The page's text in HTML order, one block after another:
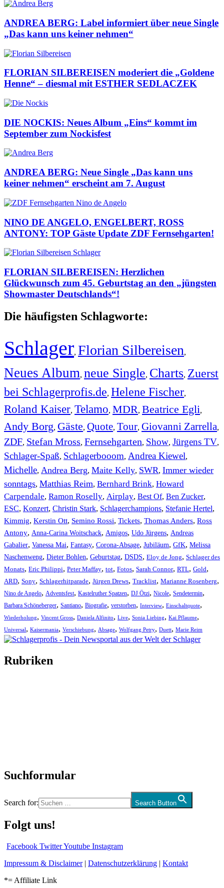
ANDREA BERG: Label informiert über neue Single
„Das kann uns keiner nehmen“
FLORIAN SILBEREISEN moderiert die „Goldene
Henne“ – diesmal mit ESTHER SEDLACZEK
DIE NOCKIS: Neues Album „Eins“ kommt im
September zum Nockisfest
ANDREA BERG: Neue Single „Das kann uns
keiner nehmen“ erscheint am 7. August
NINO DE ANGELO, ENGELBERT, ROSS
ANTONY: TOP Gäste Update ZDF Fernsehgarten!
FLORIAN SILBEREISEN: Herzlichen
Glückwunsch zum 45. Geburtstag an den „jüngsten
Showmaster Deutschlands“!
Die häufigsten Schlagworte:
Schlager, Florian Silbereisen,
Neues Album, neue Single, Charts, Zuerst
bei Schlagerprofis.de, Helene Fischer,
Roland Kaiser, Telamo, MDR, Beatrice Egli,
Andy Borg, Gäste, Quote, Tour, Giovanni Zarrella,
ZDF, Stefan Mross, Fernsehgarten, Show, Jürgens TV,
Schlager-Spaß, Schlagerbooom, Andrea Kiewel,
Michelle, Andrea Berg, Maite Kelly, SWR, Immer wieder
sonntags, Matthias Reim, Bernhard Brink, Howard
Carpendale, Ramon Roselly, Airplay, Best Of, Ben Zucker,
ESC, Konzert, Christin Stark, Schlagerchampions, Stefanie Hertel,
Kimmig, Kerstin Ott, Semino Rossi, Tickets, Thomas Anders, Ross
Antony, Anna-Carina Woitschack, Amigos, Udo Jürgens, Andreas
Gabalier, Vanessa Mai, Fantasy, Corona-Absage, Jubiläum, GfK, Melissa
Naschenweng, Dieter Bohlen, Geburtstag, DSDS, Eloy de Jong, Schlager des
Monats, Eric Philippi, Peter Maffay, tot, Fotos, Sarah Connor, RTL, Gold,
ARD, Sony, Schlagerhitparade, Jürgen Drews, Tracklist, Marianne Rosenberg,
Nino de Angelo, Adventsfest, Kastelruther Spatzen, DJ Ötzi, Nicole, Sendetermin,
Barbara Schöneberger, Santiano, Biografie, verstorben, Interview, Einschaltquote,
Wiederholung, Vincent Gross, Daniela Alfinito, Live, Sonia Liebing, Kai Pflaume,
Universal, Kaisermania, Verschiebung, Absage, Wolfgang Petry, Duett, Marie Reim
Rubriken
Suchformular
Search for: Search Button
Folgt uns!
Facebook TwitterYoutube Instagram
Impressum & Disclaimer| Datenschutzerklärung | Kontakt
*= Affiliate Link